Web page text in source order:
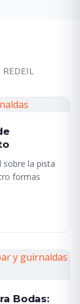
sobre la pista
formas
Bodas: